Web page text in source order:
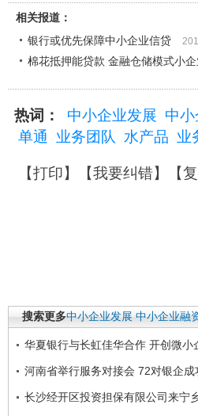
相关报道：
银行或优先保障中小企业信贷
棉花抵押能贷款 金融仓储模式小
热词： 中小企业发展 中
单通
业务团队 水产品 业
【打印】【我要纠错】【
搜索更多中小企业发展 中小企业融
华夏银行与长虹佳华合作 开创微小
河南省举行服务对接会 72对银企成
长沙经开区投资担保有限公司来宁